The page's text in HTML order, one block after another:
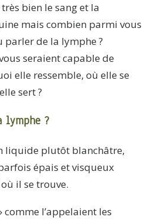
bien le sang et la
mais combien parmi vous
parler de la lymphe ?
seraient capable de
elle ressemble, où elle se
sert ?
lymphe ?
liquide plutôt blanchâtre,
épais et visqueux
il se trouve.
comme l’appelaient les